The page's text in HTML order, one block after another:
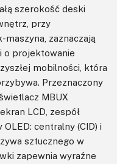
szerokość deski
przy
zaznaczają
o projektowanie
mobilności, która
Przeznaczony
MBUX
LCD, zespół
centralny (CID) i
sztucznego w
zapewnia wyraźne